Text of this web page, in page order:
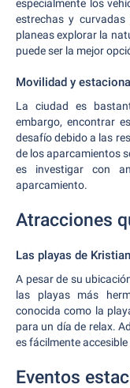
especialmente los
estrechas y
planeas explorar la
puede ser la mejor
Movilidad y
La ciudad es
embargo, encontrar
desafío debido a las
de los aparcamientos
es investigar con
aparcamiento.
Atracciones
Las playas de
A pesar de su
las playas más
conocida como la
para un día de relax.
es fácilmente accesible
Eventos